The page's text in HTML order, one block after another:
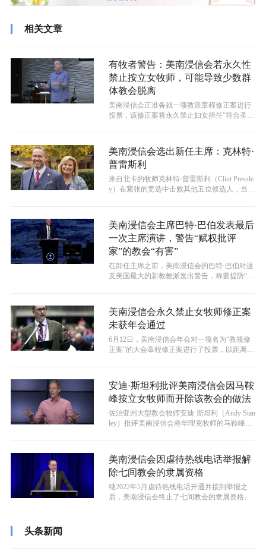
相关文章
有牧者警告：美南浸信会若永久性
禁止按立女牧师，可能导致少数群
体教会脱离
美南浸信会正准备就一项教派章程修正案进行
投票，该修正案将永久禁止妇女担任“符合圣经
美南浸信会选出新任主席：克林特·
普雷斯利
来自北卡的牧师克林特·普雷斯利（Clint Pressle
y）在紧张的竞选中击败其他五位候选人，当选
美南浸信会主席巴特·巴伯发表最后
一次主席演讲，警告“赋权批评
家”的教会“有害”
在卸任主席之前，美南浸信会的巴特·巴伯对这
支美国最大的新教教派发出警告，称要提防“有
美南浸信会永久禁止女牧师修正案
未获年会通过
6月12日，美南浸信会年会对一项名为“教规修
正案”的大会章程修正案进行了投票，以距离必
安迪·斯坦利批评美南浸信会因马鞍
峰按立女牧师而开除该教会的做法
佐治亚州大型教会牧师安迪·斯坦利（Andy Stan
ley）批评美南浸信会将华理克牧师的马鞍峰教
美南浸信会因虐待热线电话举报解
除七间教会的隶属资格
继2022年5月虐待热线电话开通并接到举报之
后，美南浸信会终止了七间教会的隶属资格。
头条新闻